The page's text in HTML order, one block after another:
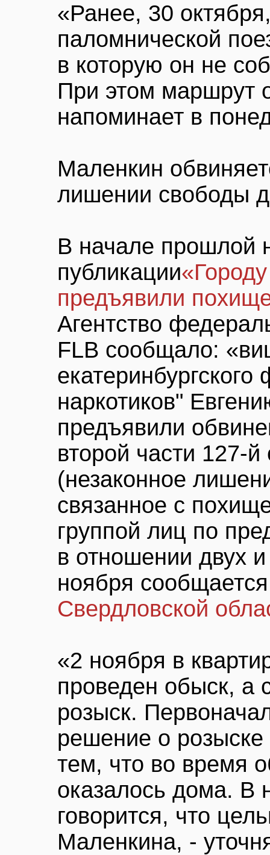
«Ранее, 30
паломнической
в которую он не
При этом маршрут
напоминает в
Маленкин
лишении свободы
В начале прошлой
публикации
предъявили
Агентство
FLB сообщало:
наркотиков"
предъявили
второй части 127-
(незаконное
связанное с
группой лиц по
в отношении двух
ноября
Свердловской
«2 ноября в
проведен обыск, а
розыск.
решение о
тем, что во время
оказалось дома.
говорится, что
Маленкина, -